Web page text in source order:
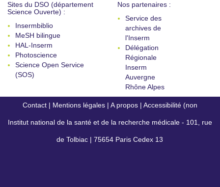
Sites du DSO (département
Science Ouverte) :
Insermbiblio
MeSH bilingue
HAL-Inserm
Photoscience
Science Open Service
(SOS)
Nos partenaires :
Service des
archives de
l'Inserm
Délégation
Régionale
Inserm
Auvergne
Rhône Alpes
Contact | Mentions légales | A propos | Accessibilité (non
conforme)
Institut national de la santé et de la recherche médicale - 101, rue
de Tolbiac | 75654 Paris Cedex 13